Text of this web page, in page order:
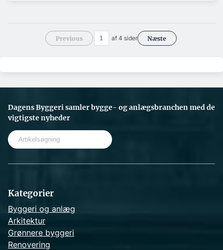
Previous af 4 sider Næste
Dagens Byggeri samler bygge- og anlægsbranchen med de
vigtigste nyheder
Kategorier
Byggeri og anlæg
Arkitektur
Grønnere byggeri
Renovering